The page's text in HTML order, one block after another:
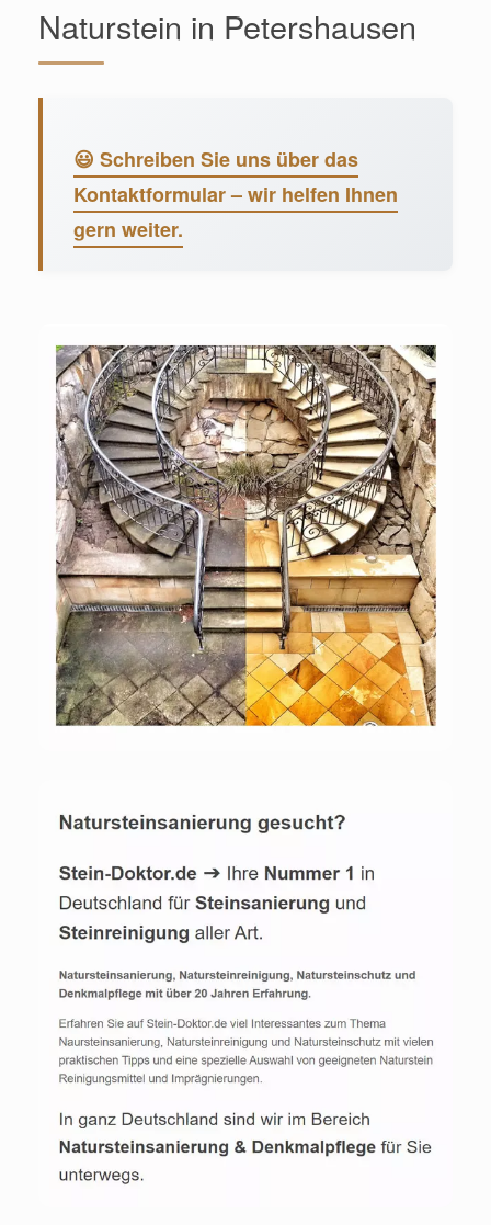
Naturstein in Petershausen
😃 Schreiben Sie uns über das
Kontaktformular – wir helfen Ihnen
gern weiter.